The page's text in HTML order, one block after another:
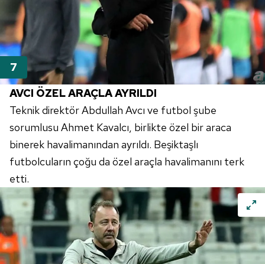
AVCI ÖZEL ARAÇLA AYRILDI
Teknik direktör Abdullah Avcı ve futbol şube
sorumlusu Ahmet Kavalcı, birlikte özel bir araca
binerek havalimanından ayrıldı. Beşiktaşlı
futbolcuların çoğu da özel araçla havalimanını terk
etti.